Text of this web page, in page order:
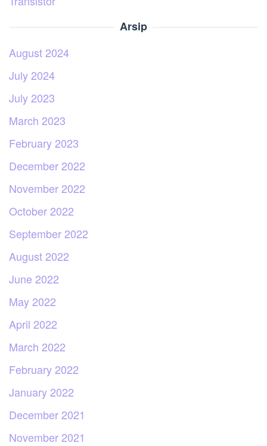
Arsip
August 2024
July 2024
July 2023
March 2023
February 2023
December 2022
November 2022
October 2022
September 2022
August 2022
June 2022
May 2022
April 2022
March 2022
February 2022
January 2022
December 2021
November 2021